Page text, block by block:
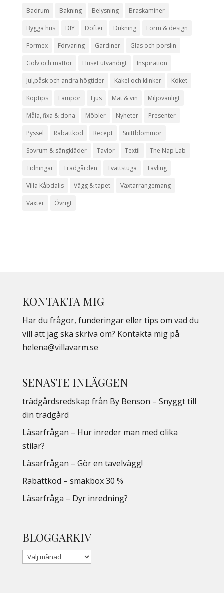
Badrum Bakning Belysning Braskaminer
Bygga hus DIY Dofter Dukning Form & design
Formex Förvaring Gardiner Glas och porslin
Golv och mattor Huset utvändigt Inspiration
Jul,påsk och andra högtider Kakel och klinker Köket
Köptips Lampor Ljus Mat & vin Miljövänligt
Måla, fixa & dona Möbler Nyheter Presenter
Pyssel Rabattkod Recept Snittblommor
Sovrum & sängkläder Tavlor Textil The Nap Lab
Tidningar Trädgården Tvättstuga Tävling
Villa Kåbdalis Vägg & tapet Växtarrangemang
Växter Övrigt
KONTAKTA MIG
Har du frågor, funderingar eller tips om vad du
vill att jag ska skriva om? Kontakta mig på
helena@villavarm.se
SENASTE INLÄGGEN
trädgårdsredskap från By Benson – Snyggt till
din trädgård
Läsarfrågan – Hur inreder man med olika
stilar?
Läsarfrågan – Gör en tavelvägg!
Rabattkod – smakbox 30 %
Läsarfråga – Dyr inredning?
BLOGGARKIV